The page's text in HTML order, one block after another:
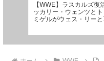
【WWE】ラスカルズ復
ッカリー・ウェンツとト
ミゲルがウェス・リー